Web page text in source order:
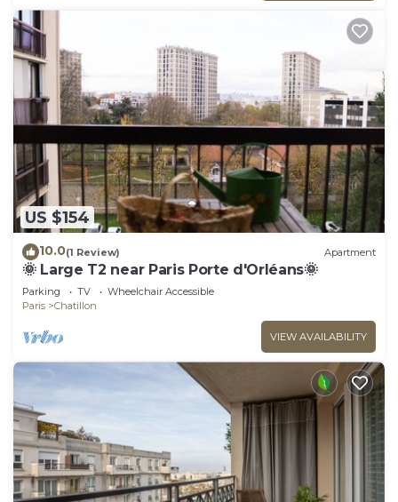
US $154
10.0(1 Review) Apartment
🌞 Large T2 near Paris Porte d'Orléans🌞
Parking TV
Wheelchair Accessible
Paris
Chatillon
VIEW AVAILABILITY